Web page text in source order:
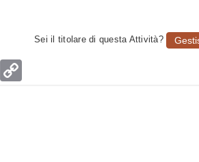
Sei il titolare di questa Attività?
Email